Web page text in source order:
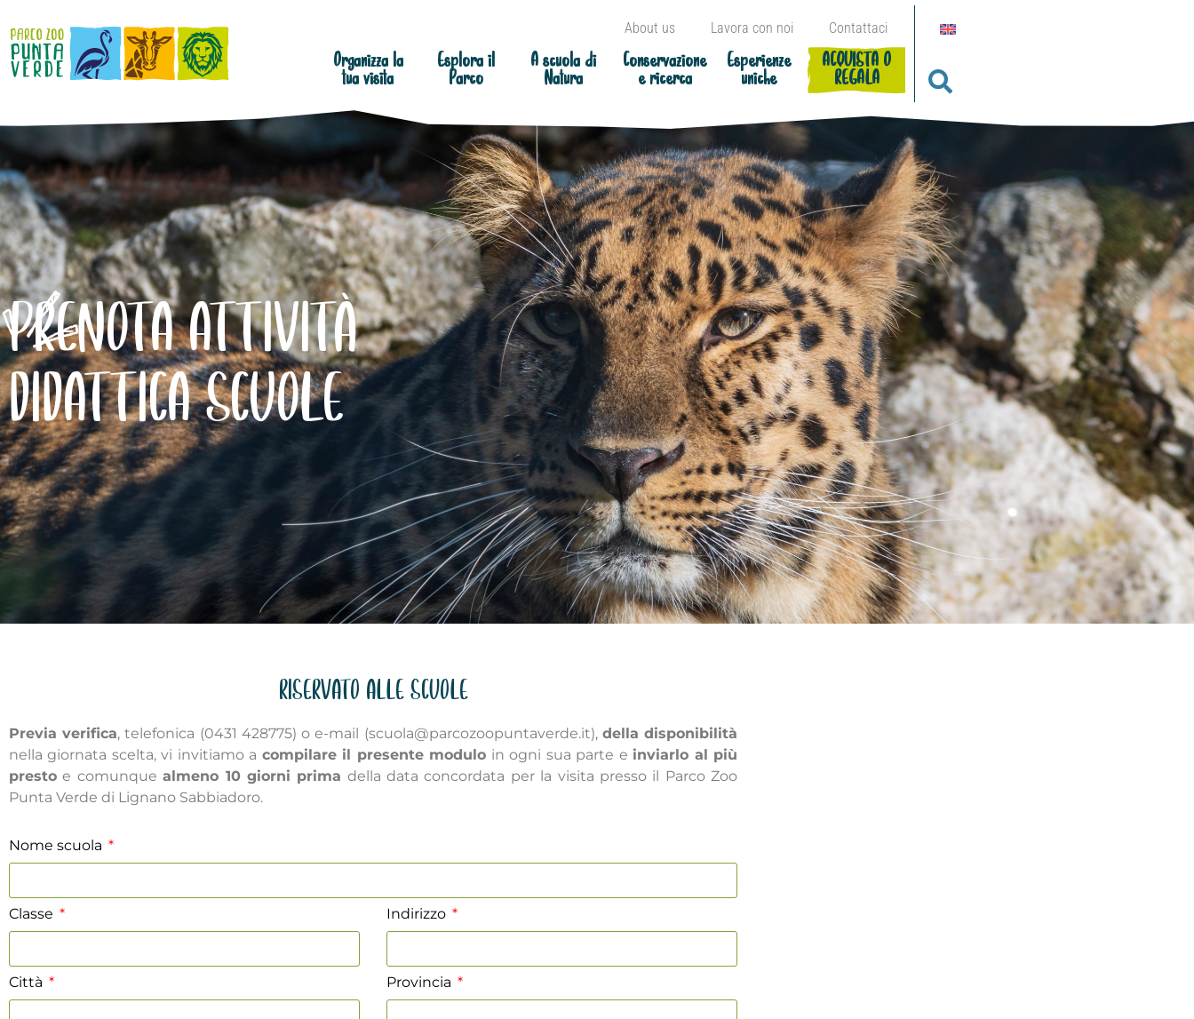
About us Lavora con noi Contattaci
Organizza la
tua visita
Esplora il
Parco
A scuola di
Natura
Conservazione
e ricerca
Esperienze
uniche
ACQUISTA O
REGALA
PRENOTA ATTIVITÀ
DIDATTICA SCUOLE
RISERVATO ALLE SCUOLE
Previa verifica, telefonica (0431 428775) o e-mail (scuola@parcozoopuntaverde.it), della disponibilità
nella giornata scelta, vi invitiamo a compilare il presente modulo in ogni sua parte e inviarlo al più
presto e comunquealmeno 10 giorni prima della data concordata per la visita presso il Parco Zoo
Punta Verde di Lignano Sabbiadoro.
Nome scuola
Classe Indirizzo
Città Provincia